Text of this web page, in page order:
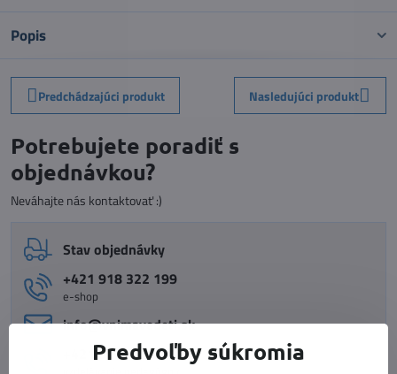
Popis
Predchádzajúci produkt Nasledujúci produkt
Potrebujete poradiť s
objednávkou?
Neváhajte nás kontaktovať :)
Stav objednávky
+421 918 322 199
e-shop
info​@vnimavedeti​.sk
+421 915 773 060
Predvoľby súkromia